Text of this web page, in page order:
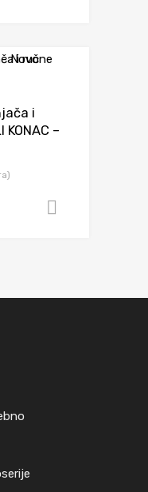
i
–